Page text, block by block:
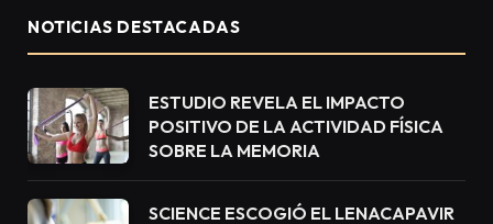
NOTICIAS DESTACADAS
ESTUDIO REVELA EL IMPACTO
POSITIVO DE LA ACTIVIDAD FÍSICA
SOBRE LA MEMORIA
SCIENCE ESCOGIÓ EL LENACAPAVIR